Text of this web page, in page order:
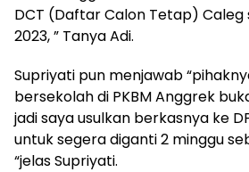
DCT (Daftar Calon Tetap)
2023, ” Tanya Adi.
Supriyati pun menjawab
bersekolah di PKBM Anggrek
jadi saya usulkan berkasnya ke
untuk segera diganti 2 minggu
“jelas Supriyati.